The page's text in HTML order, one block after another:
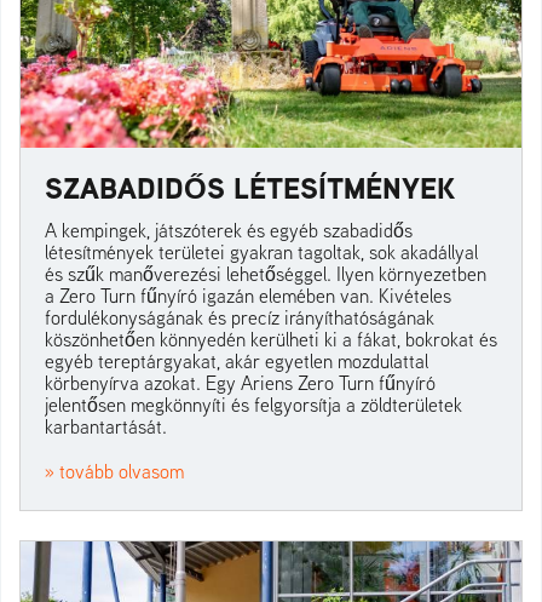
SZABADIDŐS LÉTESÍTMÉNYEK
A kempingek, játszóterek és egyéb szabadidős
létesítmények területei gyakran tagoltak, sok akadállyal
és szűk manőverezési lehetőséggel. Ilyen környezetben
a Zero Turn fűnyíró igazán elemében van. Kivételes
fordulékonyságának és precíz irányíthatóságának
köszönhetően könnyedén kerülheti ki a fákat, bokrokat és
egyéb tereptárgyakat, akár egyetlen mozdulattal
körbenyírva azokat. Egy Ariens Zero Turn fűnyíró
jelentősen megkönnyíti és felgyorsítja a zöldterületek
karbantartását.
» tovább olvasom